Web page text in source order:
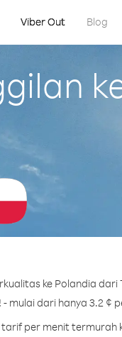
Viber Out Blog
ke Polandia dari
mulai dari hanya 3.2 ¢
per menit termurah